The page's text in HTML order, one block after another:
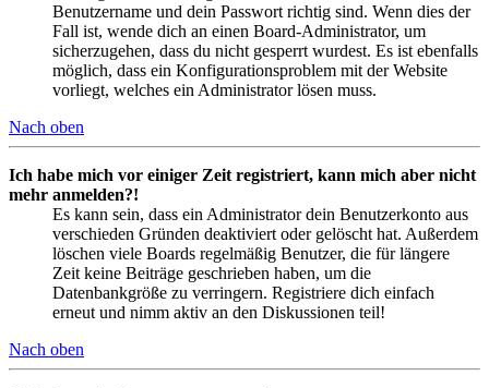
Benutzername und dein Passwort richtig sind. Wenn dies der
Fall ist, wende dich an einen Board-Administrator, um
sicherzugehen, dass du nicht gesperrt wurdest. Es ist ebenfalls
möglich, dass ein Konfigurationsproblem mit der Website
vorliegt, welches ein Administrator lösen muss.
Nach oben
Ich habe mich vor einiger Zeit registriert, kann mich aber nicht
mehr anmelden?!
Es kann sein, dass ein Administrator dein Benutzerkonto aus
verschieden Gründen deaktiviert oder gelöscht hat. Außerdem
löschen viele Boards regelmäßig Benutzer, die für längere
Zeit keine Beiträge geschrieben haben, um die
Datenbankgröße zu verringern. Registriere dich einfach
erneut und nimm aktiv an den Diskussionen teil!
Nach oben